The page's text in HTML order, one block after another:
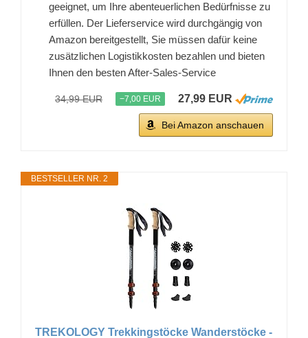
geeignet, um Ihre abenteuerlichen Bedürfnisse zu
erfüllen. Der Lieferservice wird durchgängig von
Amazon bereitgestellt, Sie müssen dafür keine
zusätzlichen Logistikkosten bezahlen und bieten
Ihnen den besten After-Sales-Service
34,99 EUR −7,00 EUR 27,99 EUR
Bei Amazon anschauen
BESTSELLER NR. 2
TREKOLOGY Trekkingstöcke Wanderstöcke -